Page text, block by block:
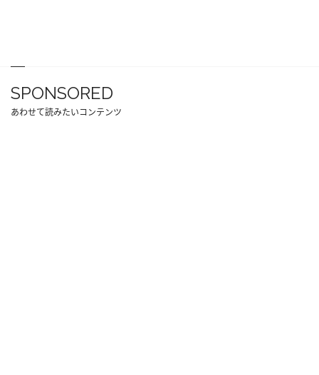
SPONSORED
あわせて読みたいコンテンツ